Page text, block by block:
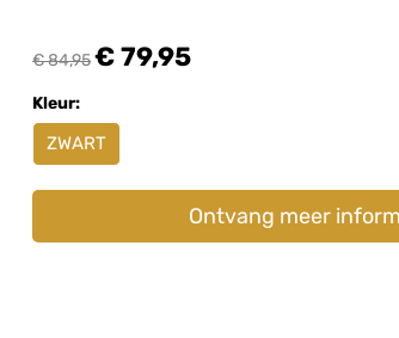
€ 84,95€ 79,95
Kleur:
ZWART
Ontvang meer